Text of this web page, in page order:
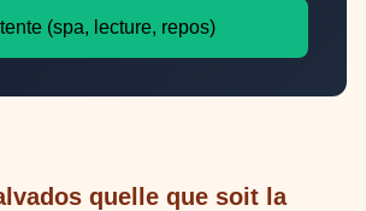
(spa, lecture, repos)
quelle que soit la